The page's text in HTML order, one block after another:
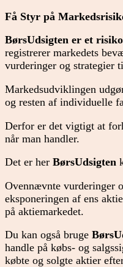
Få Styr på
BørsUdsigten er et
registrerer markedets
vurderinger og strategier
Markedsudviklingen
og resten af individuelle
Derfor er det vigtigt at
når man handler.
Det er her BørsUdsigten
Ovennævnte vurderinger
eksponeringen af ens
på aktiemarkedet.
Du kan også bruge
handle på købs- og
købte og solgte aktier